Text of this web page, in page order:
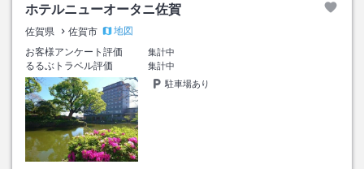
ホテルニューオータニ佐賀
佐賀県 佐賀市
地図
お客様アンケート評価
集計中
るるぶトラベル評価
集計中
駐車場あり